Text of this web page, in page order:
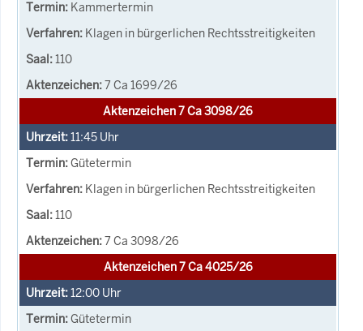
Kammertermin
Klagen in bürgerlichen Rechtsstreitigkeiten
110
7 Ca 1699/26
Aktenzeichen 7 Ca 3098/26
11:45 Uhr
Gütetermin
Klagen in bürgerlichen Rechtsstreitigkeiten
110
7 Ca 3098/26
Aktenzeichen 7 Ca 4025/26
12:00 Uhr
Gütetermin